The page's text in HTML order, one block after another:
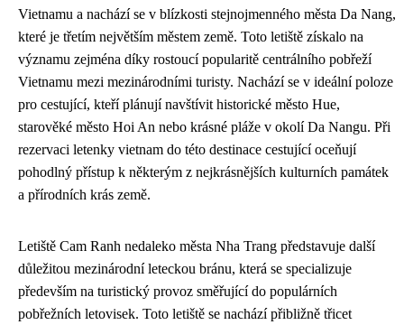
Vietnamu a nachází se v blízkosti stejnojmenného města Da Nang,
které je třetím největším městem země. Toto letiště získalo na
významu zejména díky rostoucí popularitě centrálního pobřeží
Vietnamu mezi mezinárodními turisty. Nachází se v ideální poloze
pro cestující, kteří plánují navštívit historické město Hue,
starověké město Hoi An nebo krásné pláže v okolí Da Nangu. Při
rezervaci letenky vietnam do této destinace cestující oceňují
pohodlný přístup k některým z nejkrásnějších kulturních památek
a přírodních krás země.
Letiště Cam Ranh nedaleko města Nha Trang představuje další
důležitou mezinárodní leteckou bránu, která se specializuje
především na turistický provoz směřující do populárních
pobřežních letovisek. Toto letiště se nachází přibližně třicet